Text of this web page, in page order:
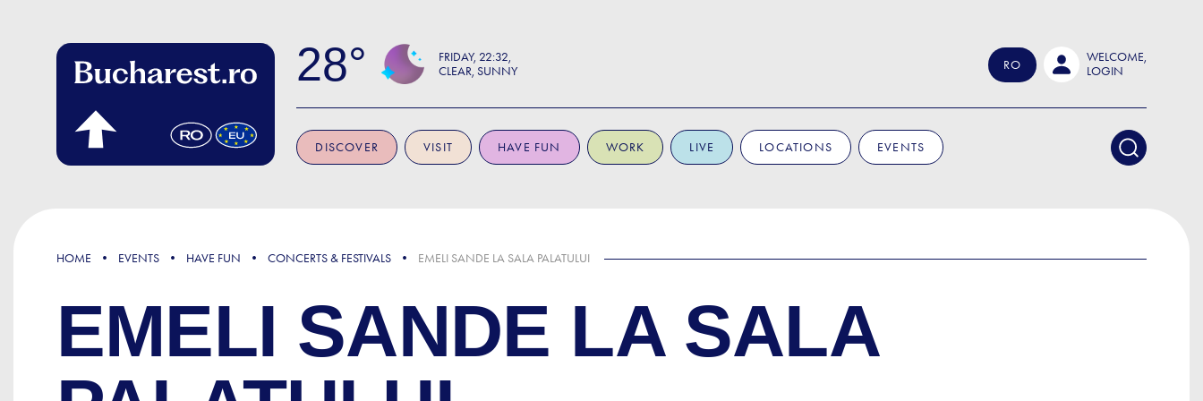
28 FRIDAY 22:32
CLEAR, SUNNY
RO
WELCOME,
LOGIN
DISCOVER VISIT HAVE FUN WORK LIVE LOCATIONS EVENTS
HOME EVENTS HAVE FUN CONCERTS & FESTIVALS EMELI SANDE LA SALA PALATULUI
EMELI SANDE LA SALA